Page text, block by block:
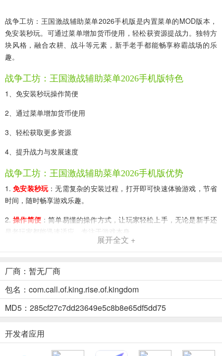
战争工坊：王国激战辅助菜单2026手机版是内置菜单的MOD版本，
免安装秒玩。可通过菜单增加货币使用，轻松获资源提战力。独特方
块风格，融合农耕、战斗等元素，新手老手都能畅享称霸战场的乐
趣。
战争工坊：王国激战辅助菜单2026手机版特色
1、免安装秒玩操作简便
2、通过菜单增加货币使用
3、轻松获取更多资源
4、提升战力与发展速度
战争工坊：王国激战辅助菜单2026手机版优势
1.免安装秒玩：无需复杂的安装过程，打开即可快速体验游戏，节省
时间，随时畅享游戏乐趣。
2.操作简便 ：简单易懂的操作方式，让玩家轻松上手，无论是新手还
是老玩家都能迅速适应，专注于游戏本身。
霸一方。
战争工坊：王国激战辅助菜单2026手机版怎么样
1、战争工坊：王国激战辅助菜单2026手机版免安装秒玩，操作简
2、它是内置菜单的MOD版本，特色鲜明。
展开全文 +
厂商：暂无厂商
包名：com.call.of.king.rise.of.kingdom
MD5：285cf27c7dd23649e5c8b8e65df5dd75
开发者应用